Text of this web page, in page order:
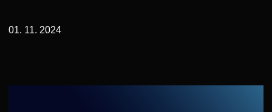
01. 11. 2024